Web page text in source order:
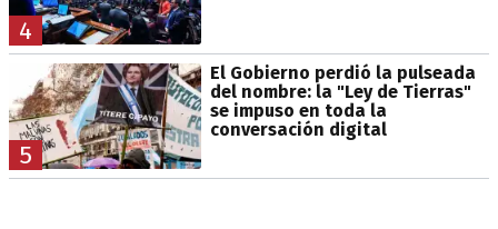
4
5
El Gobierno perdió la pulseada
del nombre: la "Ley de Tierras"
se impuso en toda la
conversación digital